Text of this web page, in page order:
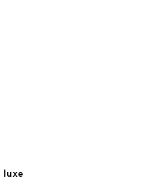
luxe